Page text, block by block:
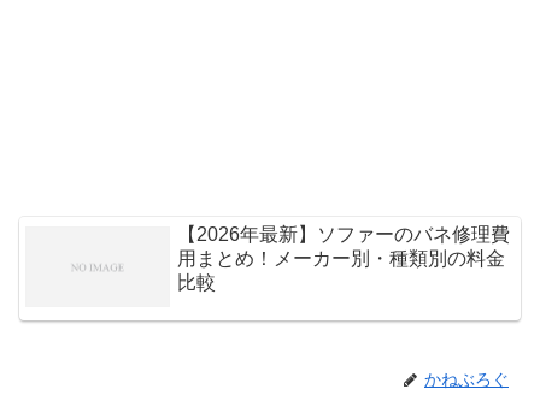
【2026年最新】ソファーのバネ修理費
用まとめ！メーカー別・種類別の料金
比較
かねぶろぐ